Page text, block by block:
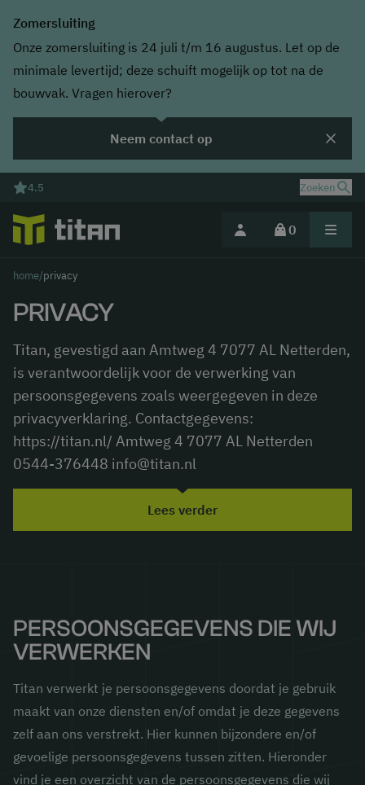
Zomersluiting
Onze zomersluiting is 24 juli t/m 16 augustus. Let op de
minimale levertijd; deze schuift mogelijk op tot na de
bouwvak. Vragen hierover?
Neem contact op
4.5 Zoeken
0
Deel jouw magazijnuitdaging
home/privacy
PRIVACY
Titan, gevestigd aan Amtweg 4 7077 AL Netterden,
is verantwoordelijk voor de verwerking van
persoonsgegevens zoals weergegeven in deze
privacyverklaring. Contactgegevens:
https://titan.nl/ Amtweg 4 7077 AL Netterden
0544-376448 info@titan.nl
Lees verder
PERSOONSGEGEVENS DIE WIJ
VERWERKEN
Titan verwerkt je persoonsgegevens doordat je gebruik
maakt van onze diensten en/of omdat je deze gegevens
zelf aan ons verstrekt. Hier kunnen bijzondere en/of
gevoelige persoonsgegevens tussen zitten. Hieronder
vind je een overzicht van de persoonsgegevens die wij